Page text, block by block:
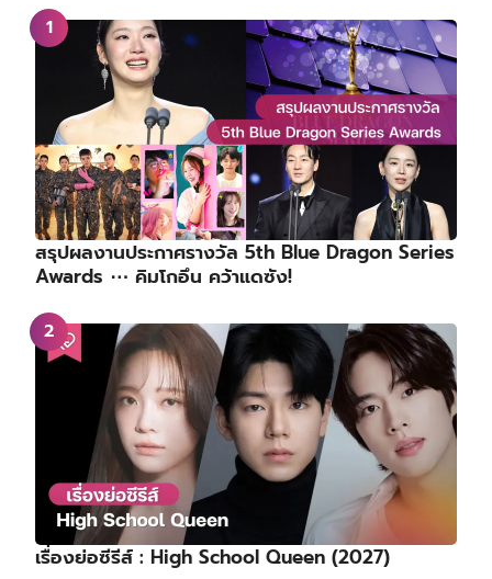
สรุปผลงานประกาศรางวัล 5th Blue Dragon Series
Awards ⋯ คิมโกอึน คว้าแดซัง!
เรื่องย่อซีรีส์ : High School Queen (2027)